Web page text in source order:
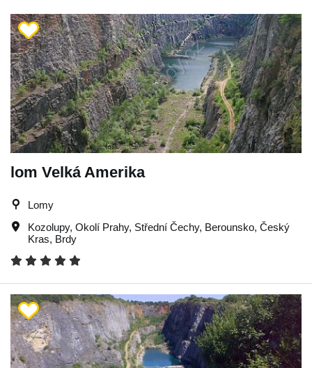
lom Velká Amerika
Lomy
Kozolupy, Okolí Prahy, Střední Čechy, Berounsko, Český
Kras, Brdy